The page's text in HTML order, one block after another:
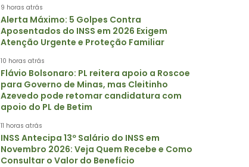
9 horas atrás
Alerta Máximo: 5 Golpes Contra
Aposentados do INSS em 2026 Exigem
Atenção Urgente e Proteção Familiar
10 horas atrás
Flávio Bolsonaro: PL reitera apoio a Roscoe
para Governo de Minas, mas Cleitinho
Azevedo pode retomar candidatura com
apoio do PL de Betim
11 horas atrás
INSS Antecipa 13º Salário do INSS em
Novembro 2026: Veja Quem Recebe e Como
Consultar o Valor do Benefício